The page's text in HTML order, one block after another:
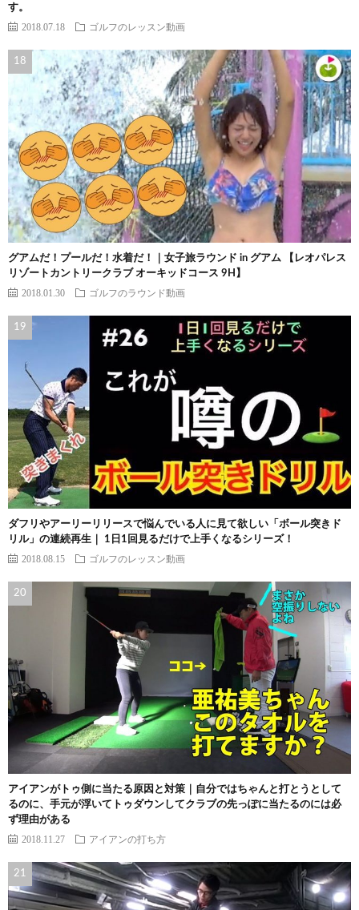
す。
2018.07.18 ゴルフのレッスン動画
グアムだ！プールだ！水着だ！｜女子旅ラウンド in グアム 【レオパレス
リゾートカントリークラブ オーキッドコース 9H】
2018.01.30 ゴルフのラウンド動画
ダフリやアーリーリリースで悩んでいる人に見て欲しい「ボール突きド
リル」の連続再生｜ 1日1回見るだけで上手くなるシリーズ！
2018.08.15 ゴルフのレッスン動画
アイアンがトゥ側に当たる原因と対策｜自分ではちゃんと打とうとして
るのに、手元が浮いてトゥダウンしてクラブの先っぽに当たるのには必
ず理由がある
2018.11.27 アイアンの打ち方